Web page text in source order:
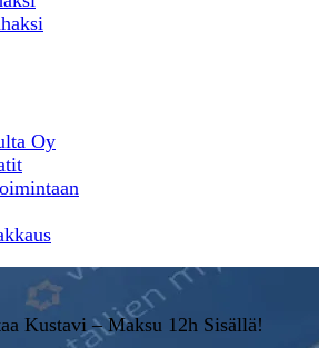
Oy
Kustavi – Maksu 12h Sisällä!